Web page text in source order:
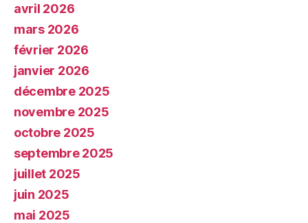
avril 2026
mars 2026
février 2026
janvier 2026
décembre 2025
novembre 2025
octobre 2025
septembre 2025
juillet 2025
juin 2025
mai 2025